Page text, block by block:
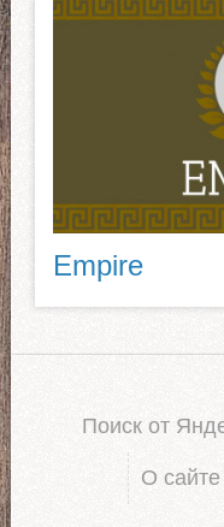
Empire
Поиск от
О сайте